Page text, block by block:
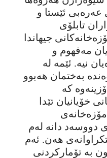
عەرەبی ئێستا و
تابلۆی
جیهاندا
مەفهوم و
نیە. ئێمە لە
بەختمان هەبوو
کە
خۆیانیان تێدا
مۆزەخانەی
دووسەد دانە لەم
هەن. ئەم
بە تۆمارکردنی